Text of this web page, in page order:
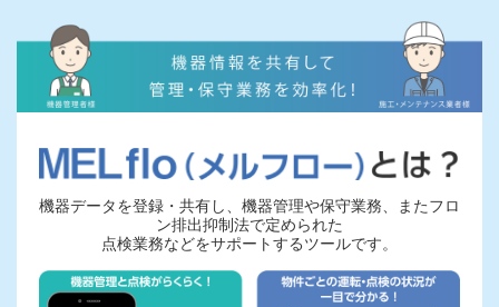
機器データを登録・共有し、機器管理や保守業務、またフロ
ン排出抑制法で定められた
点検業務などをサポートするツールです。